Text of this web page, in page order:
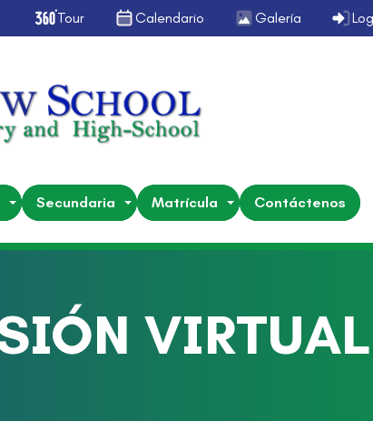
Tour Calendario Galería
Secundaria Matrícula Contáctenos
VIRTUAL